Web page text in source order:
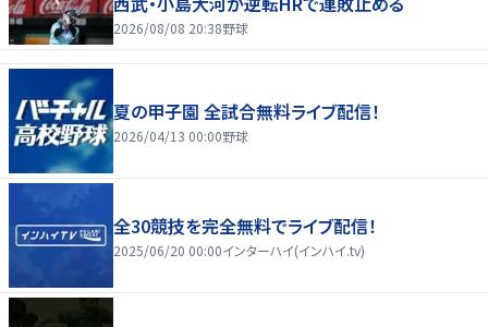
2026/08/08 20:38野球
夏の甲子園 全試合無料ライブ配信！
2026/04/13 00:00野球
全30競技を完全無料でライブ配信！
2025/06/20 00:00インターハイ(インハイ.tv)